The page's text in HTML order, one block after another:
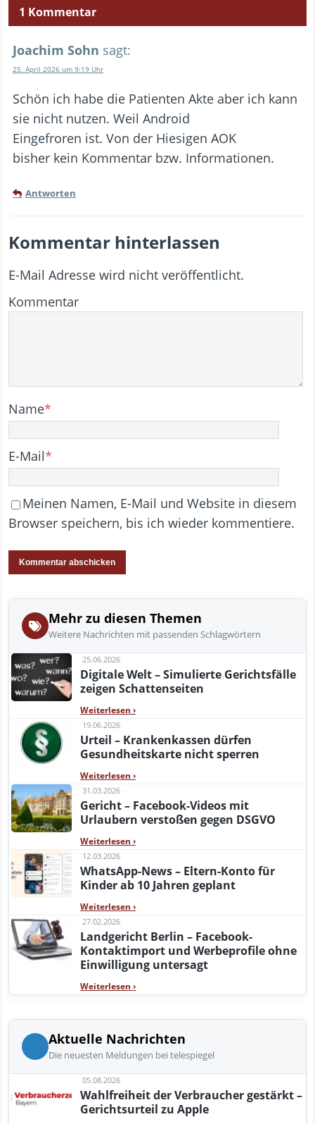
1 Kommentar
Joachim Sohn sagt:
25. April 2026 um 9:19 Uhr
Schön ich habe die Patienten Akte aber ich kann
sie nicht nutzen. Weil Android
Eingefroren ist. Von der Hiesigen AOK
bisher kein Kommentar bzw. Informationen.
Antworten
Kommentar hinterlassen
E-Mail Adresse wird nicht veröffentlicht.
Kommentar
Name*
E-Mail*
Meinen Namen, E-Mail und Website in diesem
Browser speichern, bis ich wieder kommentiere.
Mehr zu diesen Themen
Weitere Nachrichten mit passenden Schlagwörtern
25.06.2026
Digitale Welt – Simulierte Gerichtsfälle
zeigen Schattenseiten
Weiterlesen ›
19.06.2026
Urteil – Krankenkassen dürfen
Gesundheitskarte nicht sperren
Weiterlesen ›
31.03.2026
Gericht – Facebook-Videos mit
Urlaubern verstoßen gegen DSGVO
Weiterlesen ›
12.03.2026
WhatsApp-News – Eltern-Konto für
Kinder ab 10 Jahren geplant
Weiterlesen ›
27.02.2026
Landgericht Berlin – Facebook-
Kontaktimport und Werbeprofile ohne
Einwilligung untersagt
Weiterlesen ›
Aktuelle Nachrichten
Die neuesten Meldungen bei telespiegel
05.08.2026
Wahlfreiheit der Verbraucher gestärkt –
Gerichtsurteil zu Apple